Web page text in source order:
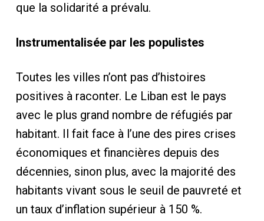
que la solidarité a prévalu.
Instrumentalisée par les populistes
Toutes les villes n’ont pas d’histoires
positives à raconter. Le Liban est le pays
avec le plus grand nombre de réfugiés par
habitant. Il fait face à l’une des pires crises
économiques et financières depuis des
décennies, sinon plus, avec la majorité des
habitants vivant sous le seuil de pauvreté et
un taux d’inflation supérieur à 150 %.